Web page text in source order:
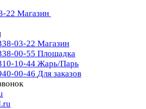
22 Магазин
03-22 Магазин
00-55 Площадка
10-44 Жарь/Парь
00-46 Для заказов